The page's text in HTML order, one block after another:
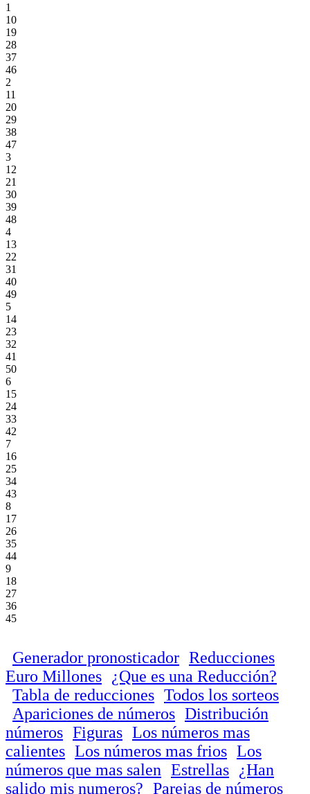
1
10
19
28
37
46
2
11
20
29
38
47
3
12
21
30
39
48
4
13
22
31
40
49
5
14
23
32
41
50
6
15
24
33
42
7
16
25
34
43
8
17
26
35
44
9
18
27
36
45
Generador pronosticador Reducciones
Euro Millones
¿Que es una Reducción?
Tabla de reducciones Todos los sorteos
Apariciones de números Distribución
números Figuras Los números mas
calientes Los números mas frios Los
números que mas salen Estrellas
¿Han
salido mis numeros? Parejas de números